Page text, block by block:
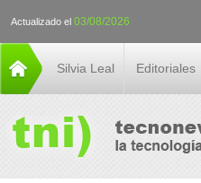
Actualizado el 03/08/2026
Silvia Leal Editoriales